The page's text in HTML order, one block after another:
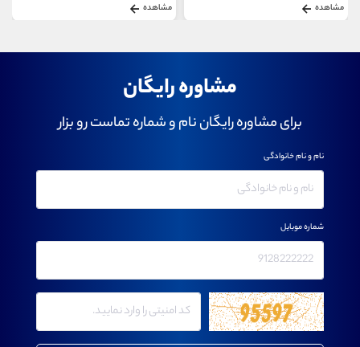
مشاهده مشاهده
مشاوره رایگان
برای مشاوره رایگان نام و شماره تماست رو بزار
نام و نام خانوادگی
شماره موبایل